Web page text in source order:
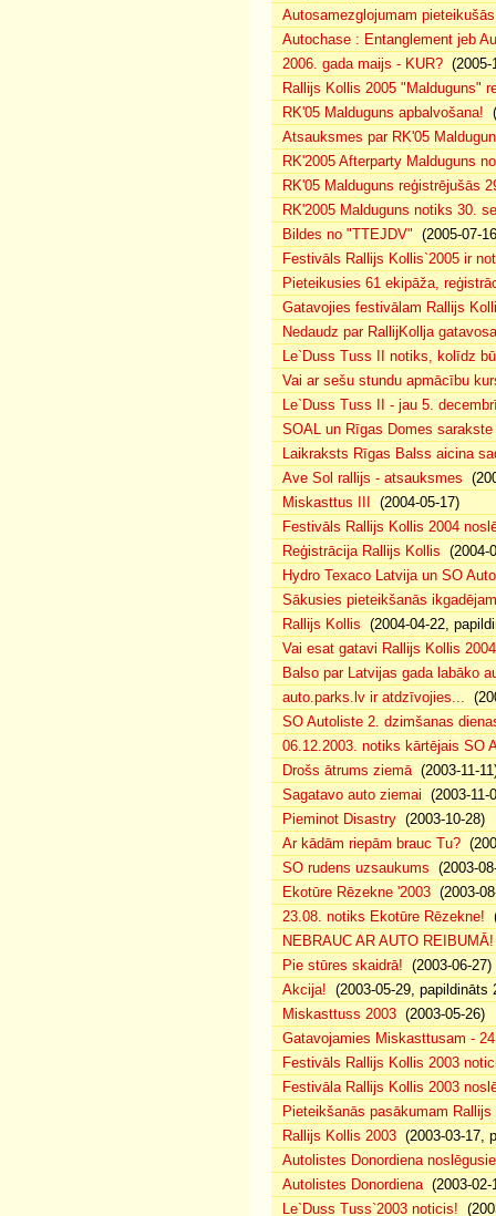
Autosamezglojumam
Autochase : Entanglement jeb
2006. gada maijs - KUR? (2005-
Rallijs Kollis 2005 "Malduguns"
RK'05 Malduguns apbalvošana!
Atsauksmes par RK'05
RK'2005 Afterparty Malduguns
RK'05 Malduguns reģistrējušās
RK'2005 Malduguns notiks 30.
Bildes no "TTEJDV" (2005-07-
Festivāls Rallijs Kollis`2005 ir
Pieteikusies 61 ekipāža,
Gatavojies festivālam Rallijs
Nedaudz par RallijKollja
Le`Duss Tuss II notiks, kolīdz
Vai ar sešu stundu apmācību
Le`Duss Tuss II - jau 5.
SOAL un Rīgas Domes
Laikraksts Rīgas Balss aicina
Ave Sol rallijs - atsauksmes
Miskasttus III
(2004-05-17)
Festivāls Rallijs Kollis 2004
Reģistrācija Rallijs Kollis (2004-
Hydro Texaco Latvija un SO
Sākusies pieteikšanās
Rallijs Kollis (2004-04-22,
Vai esat gatavi Rallijs Kollis
Balso par Latvijas gada labāko
auto.parks.lv ir atdzīvojies...
SO Autoliste 2. dzimšanas
06.12.2003. notiks kārtējais SO
Drošs ātrums ziemā(2003-11-
Sagatavo auto ziemai (2003-11-
Pieminot Disastry (2003-10-28)
Ar kādām riepām brauc Tu?
SO rudens uzsaukums (2003-
Ekotūre Rēzekne '2003 (2003-
23.08. notiks Ekotūre Rēzekne!
NEBRAUC AR AUTO REIBUMĀ!
Pie stūres skaidrā! (2003-06-27)
Akcija! (2003-05-29, papildināts
Miskasttuss 2003 (2003-05-26)
Gatavojamies Miskasttusam -
Festivāls Rallijs Kollis 2003
Festivāla Rallijs Kollis 2003
Pieteikšanās pasākumam
Rallijs Kollis 2003 (2003-03-17,
Autolistes Donordiena
Autolistes Donordiena(2003-02-
Le`Duss Tuss`2003 noticis!